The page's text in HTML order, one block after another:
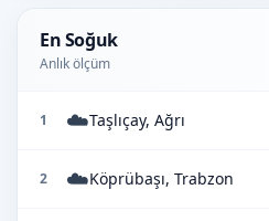
En Soğuk
Anlık ölçüm
1 ☁️Taşlıçay, Ağrı
2 ☁️Köprübaşı, Trabzon